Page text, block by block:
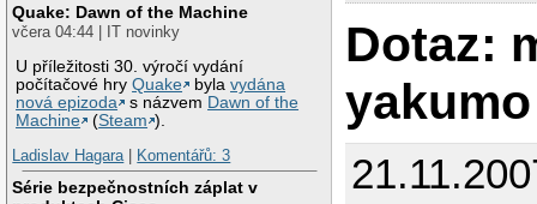
Quake: Dawn of the Machine
včera 04:44 | IT novinky
U příležitosti 30. výročí vydání
počítačové hryQuake bylavydána
nová epizoda
s názvem Dawn of the
Machine
(Steam ).
Ladislav Hagara| Komentářů: 3
Série bezpečnostních záplat v
Dotaz:
yakumo